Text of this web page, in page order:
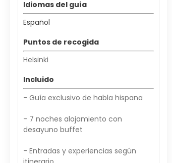
Idiomas del guía
Español
Puntos de recogida
Helsinki
Incluido
- Guía exclusivo de habla hispana
- 7 noches alojamiento con
desayuno buffet
- Entradas y experiencias según